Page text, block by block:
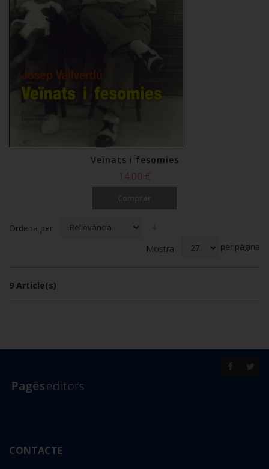
Veïnats i fesomies
14,00 €
Ordena per
Mostra
per pàgina
9 Article(s)
CONTACTE